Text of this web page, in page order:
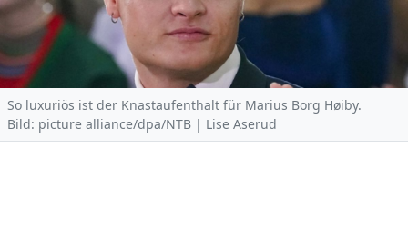
So luxuriös ist der Knastaufenthalt für Marius Borg Høiby.
Bild: picture alliance/dpa/NTB | Lise Aserud